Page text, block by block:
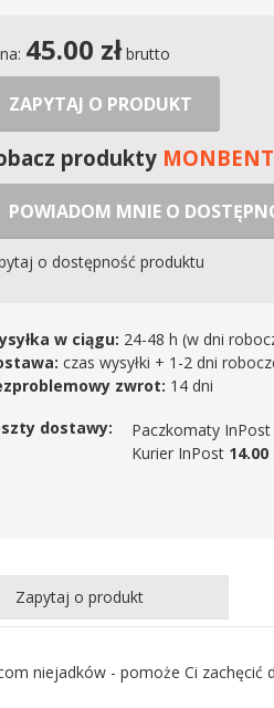
45.00 złbrutto
ZAPYTAJ O PRODUKT
produkty
POWIADOM MNIE O
o dostępność produktu
w ciągu: 24-48 h (w dni
czas wysyłki + 1-2 dni
zwrot: 14 dni
dostawy:
Paczkomaty InPost
Kurier InPost 14.00
Zapytaj o produkt
niejadków - pomoże Ci zachęcić